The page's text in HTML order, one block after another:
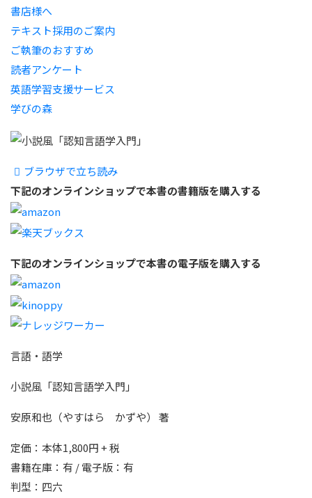
書店様へ
テキスト採用のご案内
ご執筆のおすすめ
読者アンケート
英語学習支援サービス
学びの森
ブラウザで立ち読み
下記のオンラインショップで本書の書籍版を購入する
下記のオンラインショップで本書の電子版を購入する
言語・語学
小説風「認知言語学入門」
安原和也（やすはら かずや） 著
定価：本体1,800円 + 税
書籍在庫：有 / 電子版：有
判型：四六